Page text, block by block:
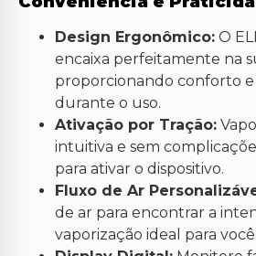
Design Ergonômico: O
encaixa perfeitamente na
proporcionando conforto
durante o uso.
Ativação por Tração:
intuitiva e sem
para ativar o dispositivo.
Fluxo de Ar
de ar para encontrar a
vaporização ideal para você.